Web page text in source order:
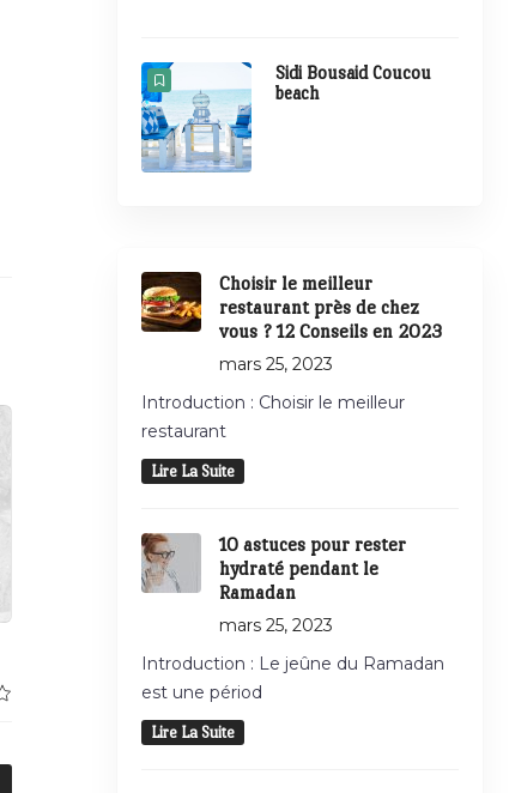
Sidi Bousaid Coucou
beach
Choisir le meilleur
restaurant près de chez
vous ? 12 Conseils en 2023
mars 25, 2023
Introduction : Choisir le meilleur
restaurant
Lire La Suite
10 astuces pour rester
hydraté pendant le
Ramadan
mars 25, 2023
Introduction : Le jeûne du Ramadan
est une périod
Lire La Suite